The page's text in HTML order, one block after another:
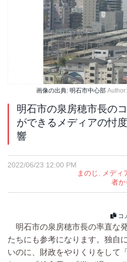
画像の出典: 明石市中心部
明石市の泉房穂市長の
ができるメディアの忖
響
2022/06/23 12:00 PM
まのじ
メディ
者か
コ
明石市の泉房穂市長の率直な
たちにも参考になります。独自
いのに、財政をやりくりをして